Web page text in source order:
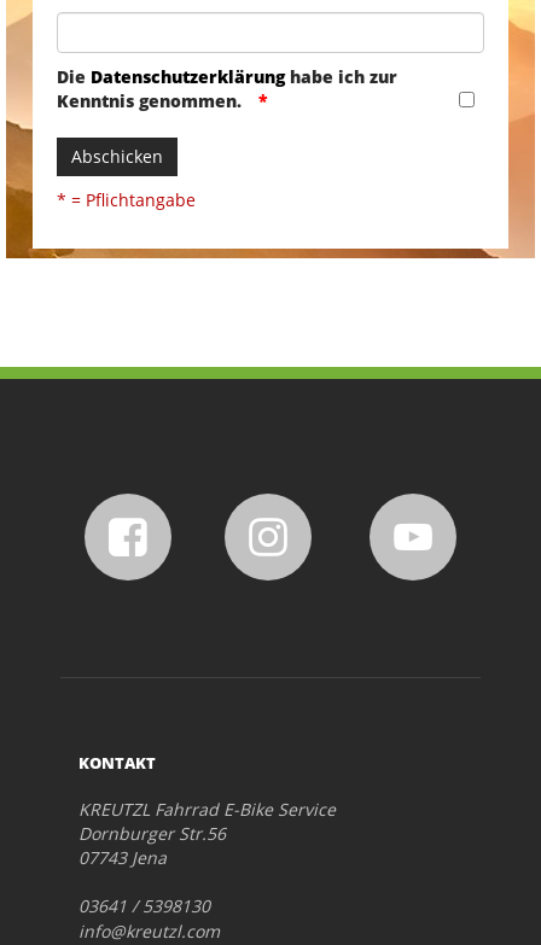
Die Datenschutzerklärunghabe ich zur
Kenntnis genommen.
Abschicken
* = Pflichtangabe
KONTAKT
KREUTZL Fahrrad E-Bike Service
Dornburger Str.56
07743 Jena
03641 / 5398130
info@kreutzl.com